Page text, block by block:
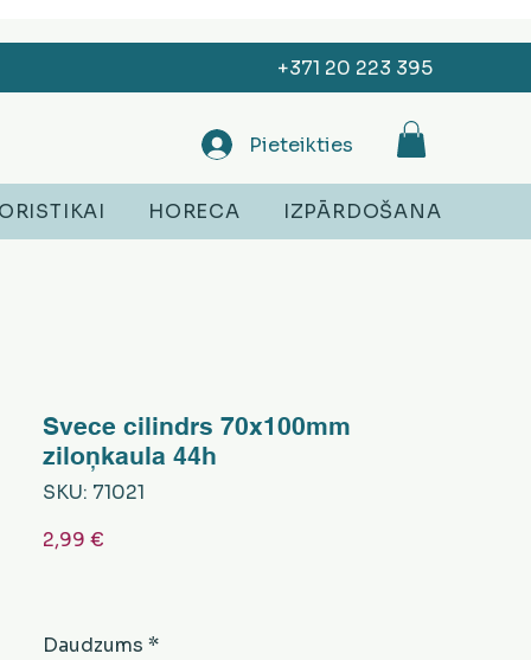
+371 20 223 395
Pieteikties
HORECA IZPĀRDOŠANA
Svece cilindrs 70x100mm
ziloņkaula 44h
SKU: 71021
2,99 €
Daudzums *